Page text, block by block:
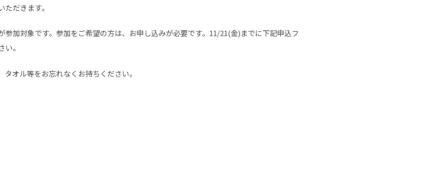
だきます。
参加対象です。参加をご希望の方は、お申し込みが必要です。11/21(金)までに下記申込フ
。
オル等をお忘れなくお持ちください。